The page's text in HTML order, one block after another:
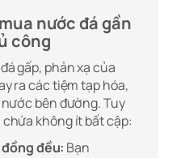
nước đá gần
công
gấp, phản xạ của
ra các tiệm tạp hóa,
bên đường. Tuy
không ít bất cập:
đều: Bạn